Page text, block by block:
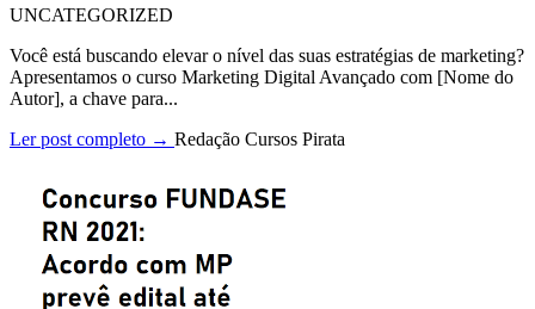
UNCATEGORIZED
Você está buscando elevar o nível das suas estratégias de marketing?
Apresentamos o curso Marketing Digital Avançado com [Nome do
Autor], a chave para...
Ler post completo → Redação Cursos Pirata